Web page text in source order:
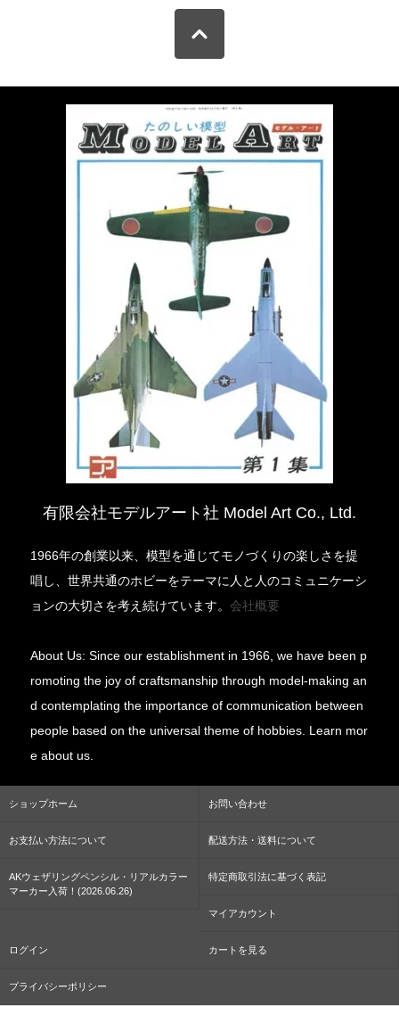
有限会社モデルアート社 Model Art Co., Ltd.
1966年の創業以来、模型を通じてモノづくりの楽しさを提
唱し、世界共通のホビーをテーマに人と人のコミュニケーシ
ョンの大切さを考え続けています。会社概要
About Us: Since our establishment in 1966, we have been p
romoting the joy of craftsmanship through model-making an
d contemplating the importance of communication between
people based on the universal theme of hobbies. Learn mor
e about us.
ショップホーム お問い合わせ
お支払い方法について 配送方法・送料について
AKウェザリングペンシル・リアルカラー
マーカー入荷！(2026.06.26)
特定商取引法に基づく表記
マイアカウント
ログイン カートを見る
プライバシーポリシー